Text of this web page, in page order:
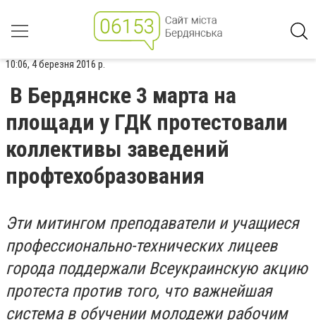
10:06, 4 березня 2016 р.
В Бердянске 3 марта на
площади у ГДК протестовали
коллективы заведений
профтехобразования
Эти митингом преподаватели и учащиеся
профессионально-технических лицеев
города поддержали Всеукраинскую акцию
протеста против того, что важнейшая
система в обучении молодежи рабочим